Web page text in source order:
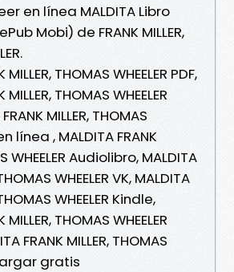
en línea MALDITA Libro
Mobi) de FRANK MILLER,
MILLER, THOMAS WHEELER PDF,
THOMAS WHEELER
MILLER, THOMAS
línea , MALDITA FRANK
WHEELER Audiolibro, MALDITA
WHEELER VK, MALDITA
WHEELER Kindle,
THOMAS WHEELER
FRANK MILLER, THOMAS
gratis